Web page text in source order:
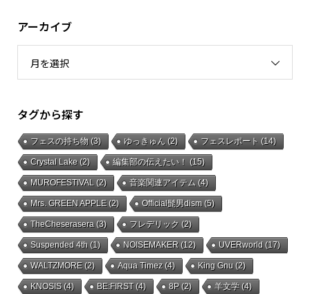
アーカイブ
月を選択
タグから探す
フェスの持ち物(3) ゆっきゅん (2) フェスレポート (14)
Crystal Lake(2) 編集部の伝えたい！ (15)
MUROFESTIVAL (2) 音楽関連アイテム (4)
Mrs. GREEN APPLE(2) Official髭男dism(5)
TheCheserasera(3) フレデリック (2)
Suspended 4th(1) NOISEMAKER(12) UVERworld(17)
WALTZMORE(2) Aqua Timez(4) King Gnu(2)
KNOSIS(4) BE:FIRST(4) 8P(2) 羊文学(4)